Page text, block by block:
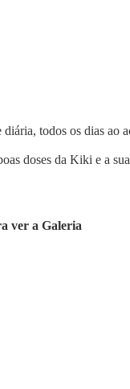
diária, todos os dias ao
doses da Kiki e a sua
ver a Galeria